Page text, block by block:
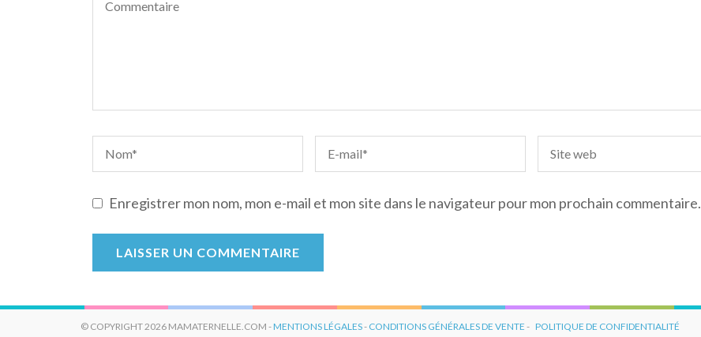
Enregistrer mon nom, mon e-mail et mon site dans le navigateur pour mon prochain commentaire.
© COPYRIGHT 2026 MAMATERNELLE.COM -MENTIONS LÉGALES- CONDITIONS GÉNÉRALES DE VENTE - POLITIQUE DE CONFIDENTIALITÉ